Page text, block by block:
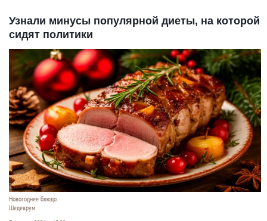
Узнали минусы популярной диеты, на которой
сидят политики
Новогоднее блюдо.
Шедеврум